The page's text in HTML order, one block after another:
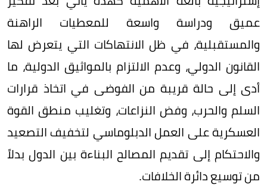
عميق ودراسة واسعة للمعطيات الراهنة
والمستقبلية، في ظل الانتهاكات التي يتعرض لها
القانون الدولي، وعدم الالتزام بالمواثيق الدولية، ما
أدى إلى حالة قريبة من الفوضى في اتخاذ قرارات
السلم والحرب، وفض النزاعات، وتغليب منطق القوة
العسكرية على العمل الدبلوماسي لتخفيف التصعيد
والاحتكام إلى تقديم المصالح البناءة بين الدول بدلاً
من توسيع دائرة الخلافات.